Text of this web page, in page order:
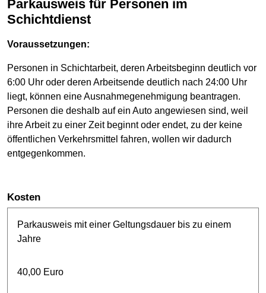
Parkausweis für Personen im
Schichtdienst
Voraussetzungen:
Personen in Schichtarbeit, deren Arbeitsbeginn deutlich vor
6:00 Uhr oder deren Arbeitsende deutlich nach 24:00 Uhr
liegt, können eine Ausnahmegenehmigung beantragen.
Personen die deshalb auf ein Auto angewiesen sind, weil
ihre Arbeit zu einer Zeit beginnt oder endet, zu der keine
öffentlichen Verkehrsmittel fahren, wollen wir dadurch
entgegenkommen.
Kosten
Parkausweis mit einer Geltungsdauer bis zu einem
Jahre
40,00 Euro